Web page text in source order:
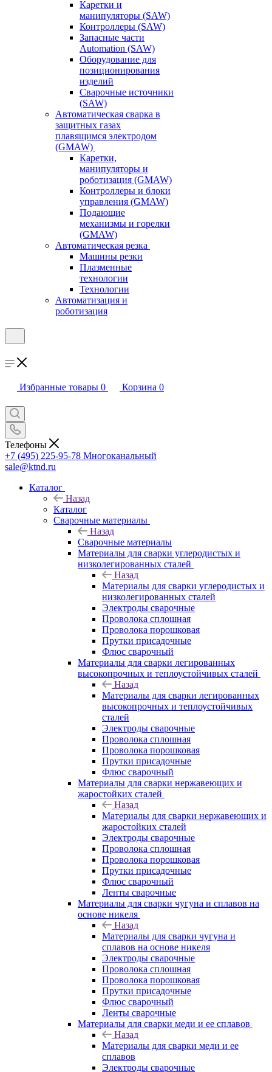
Каретки и
манипуляторы (SAW)
Контроллеры (SAW)
Запасные части
Automation (SAW)
Оборудование для
позиционирования
изделий
Сварочные источники
(SAW)
Автоматическая сварка в
защитных газах
плавящимся электродом
(GMAW)
Каретки,
манипуляторы и
роботизация (GMAW)
Контроллеры и блоки
управления (GMAW)
Подающие
механизмы и горелки
(GMAW)
Автоматическая резка
Машины резки
Плазменные
технологии
Технологии
Автоматизация и
роботизация
Избранные товары 0 Корзина 0
Телефоны
+7 (495) 225-95-78 Многоканальный
sale@ktnd.ru
Каталог
Назад
Каталог
Сварочные материалы
Назад
Сварочные материалы
Материалы для сварки углеродистых и
низколегированных сталей
Назад
Материалы для сварки углеродистых и
низколегированных сталей
Электроды сварочные
Проволока сплошная
Проволока порошковая
Прутки присадочные
Флюс сварочный
Материалы для сварки легированных
высокопрочных и теплоустойчивых сталей
Назад
Материалы для сварки легированных
высокопрочных и теплоустойчивых
сталей
Электроды сварочные
Проволока сплошная
Проволока порошковая
Прутки присадочные
Флюс сварочный
Материалы для сварки нержавеющих и
жаростойких сталей
Назад
Материалы для сварки нержавеющих и
жаростойких сталей
Электроды сварочные
Проволока сплошная
Проволока порошковая
Прутки присадочные
Флюс сварочный
Ленты сварочные
Материалы для сварки чугуна и сплавов на
основе никеля
Назад
Материалы для сварки чугуна и
сплавов на основе никеля
Электроды сварочные
Проволока сплошная
Проволока порошковая
Прутки присадочные
Флюс сварочный
Ленты сварочные
Материалы для сварки меди и ее сплавов
Назад
Материалы для сварки меди и ее
сплавов
Электроды сварочные